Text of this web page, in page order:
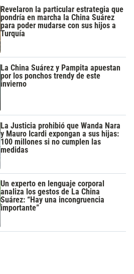
Revelaron la particular estrategia que
pondría en marcha la China Suárez
para poder mudarse con sus hijos a
Turquía
La China Suárez y Pampita apuestan
por los ponchos trendy de este
invierno
La Justicia prohibió que Wanda Nara
y Mauro Icardi expongan a sus hijas:
100 millones si no cumplen las
medidas
Un experto en lenguaje corporal
analiza los gestos de La China
Suárez: “Hay una incongruencia
importante”